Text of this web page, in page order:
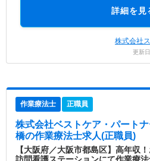
詳細を見
株式会社
更新
作業療法士 正職員
株式会社ベストケア・パート
橋の作業療法士求人(正職員)
【大阪府／大阪市都島区】高年収
訪問看護ステーションにて作業療